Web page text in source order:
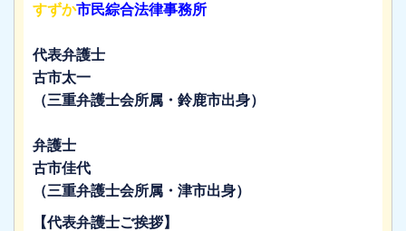
すずか市民綜合法律事務所
代表弁護士
古市太一
（三重弁護士会所属・鈴鹿市出身）
弁護士
古市佳代
（三重弁護士会所属・津市出身）
【代表弁護士ご挨拶】